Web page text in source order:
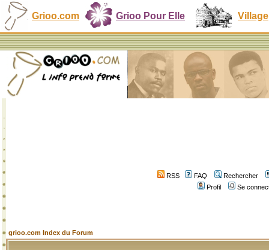
Grioo.com Grioo Pour Elle Village
RSS FAQ
Rechercher
Profil
Se
grioo.com Index du Forum